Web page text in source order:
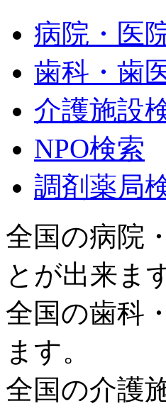
病院・医
歯科・歯
介護施設
NPO検索
調剤薬局
全国の病院
とが出来ま
全国の歯科
ます。
全国の介護